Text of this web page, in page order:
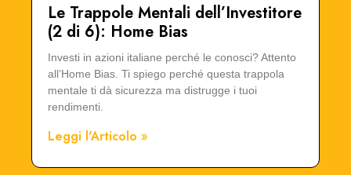
Le Trappole Mentali dell’Investitore
(2 di 6): Home Bias
Investi in azioni italiane perché le conosci? Attento
all’Home Bias. Ti spiego perché questa trappola
mentale ti dà sicurezza ma distrugge i tuoi
rendimenti.
Leggi l'Articolo »